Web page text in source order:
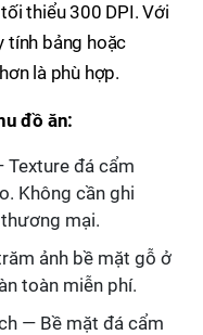
thiểu 300 DPI. Với
tính bảng hoặc
là phù hợp.
đồ ăn:
Texture đá cẩm
Không cần ghi
mại.
ảnh bề mặt gỗ ở
toàn miễn phí.
— Bề mặt đá cẩm